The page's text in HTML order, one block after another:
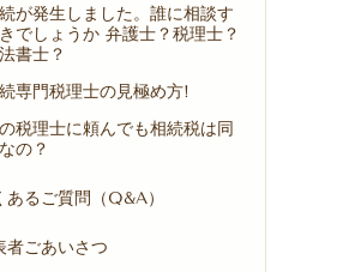
が発生しました。誰に相談す
でしょうか 弁護士？税理士？
書士？​
専門税理士の見極め方!
税理士に頼んでも相続税は同
の？
あるご質問（Q&A）
者ごあいさつ